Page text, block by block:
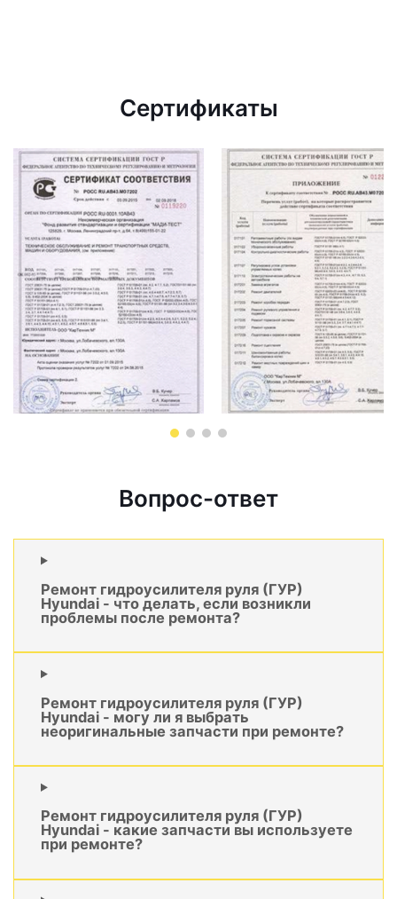
Сертификаты
Вопрос-ответ
Ремонт гидроусилителя руля (ГУР)
Hyundai - что делать, если возникли
проблемы после ремонта?
Ремонт гидроусилителя руля (ГУР)
Hyundai - могу ли я выбрать
неоригинальные запчасти при ремонте?
Ремонт гидроусилителя руля (ГУР)
Hyundai - какие запчасти вы используете
при ремонте?